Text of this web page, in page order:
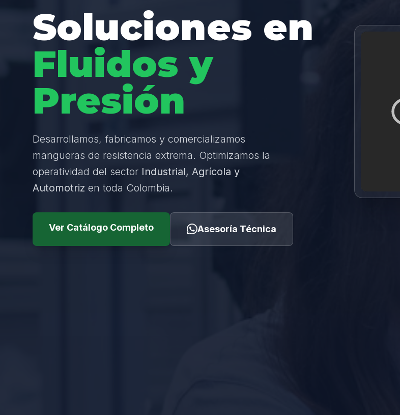
Soluciones en
Fluidos y
Presión
Desarrollamos, fabricamos y comercializamos
mangueras de resistencia extrema. Optimizamos la
operatividad del sector Industrial, Agrícola y
Automotriz en toda Colombia.
Ver Catálogo Completo Asesoría Técnica